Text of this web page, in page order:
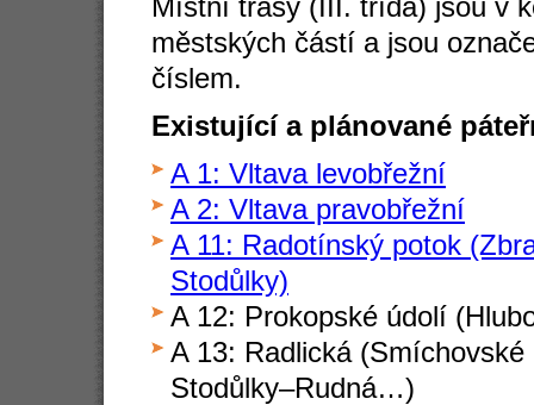
Místní trasy (III. třída) jsou v
městských částí a jsou
číslem.
Existující a plánované
A 1: Vltava levobřežní
A 2: Vltava pravobřežní
A 11: Radotínský potok
Stodůlky)
A 12: Prokopské údolí
A 13: Radlická
Stodůlky–Rudná…)